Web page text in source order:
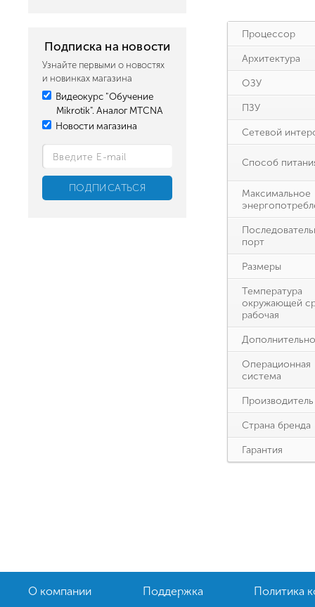
Подписка на новости
Узнайте первыми о новостях
и новинках магазина
Видеокурс "Обучение
Mikrotik". Аналог MTCNA
Новости магазина
Процессор
Архитектура
ОЗУ
ПЗУ
Сетевой
Способ
Максимальное
порт
Размеры
Температура
окружающей
рабочая
Дополнительно
Операционная
система
Производитель
Страна бренда
Гарантия
О компании Поддержка Политика